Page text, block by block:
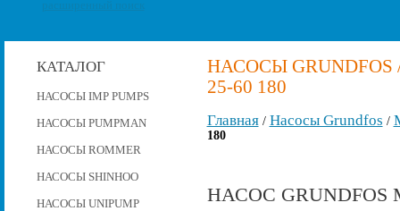
КАТАЛОГ
НАСОСЫ IMP PUMPS
НАСОСЫ PUMPMAN
НАСОСЫ ROMMER
НАСОСЫ SHINHOO
НАСОСЫ UNIPUMP
НАСОСЫ GRUNDFOS
25-60 180
Главная/ Насосы Grundfos /
180
НАСОС GRUNDFOS